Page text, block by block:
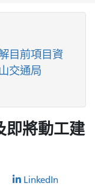
目前項目資
交通局
即將動工建
LinkedIn